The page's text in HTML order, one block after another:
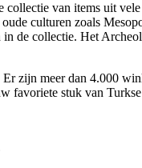
collectie van items uit
culturen zoals
de collectie. Het
zijn meer dan 4.000
favoriete stuk van